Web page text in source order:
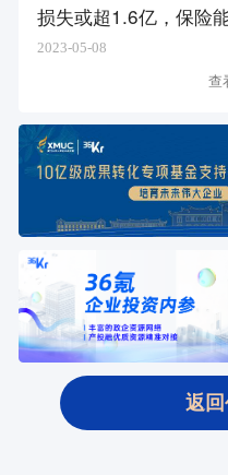
损失或超1.6亿，保险
2023-05-08
查
返